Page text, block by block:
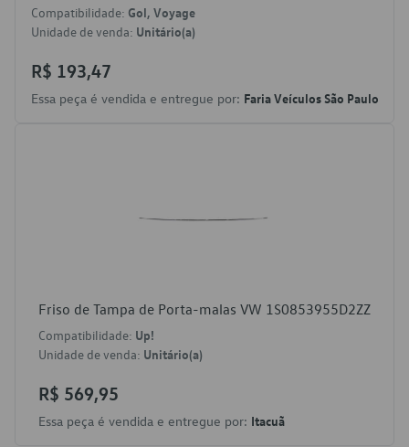
Compatibilidade: Gol, Voyage
Unidade de venda: Unitário(a)
R$ 193,47
Essa peça é vendida e entregue por: Faria Veículos São Paulo
Friso de Tampa de Porta-malas VW 1S0853955D2ZZ
Compatibilidade: Up!
Unidade de venda: Unitário(a)
R$ 569,95
Essa peça é vendida e entregue por: Itacuã